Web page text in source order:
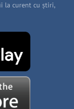
la curent cu știri,